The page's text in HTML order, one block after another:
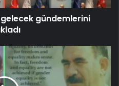
gündemlerini